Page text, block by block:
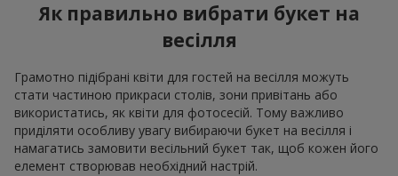
Як правильно вибрати букет на
весілля
Грамотно підібрані квіти для гостей на весілля можуть
стати частиною прикраси столів, зони привітань або
використатись, як квіти для фотосесій. Тому важливо
приділяти особливу увагу вибираючи букет на весілля і
намагатись замовити весільний букет так, щоб кожен його
елемент створював необхідний настрій.